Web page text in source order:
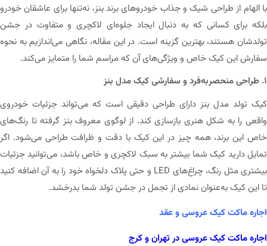
با الهام از طراحی شیک و جذاب خودروهای برند بنز، نه‌تنها برای عاشقان خودرو
بلکه برای کسانی که به دنبال ایجاد جلوه‌ای لاکچری و متفاوت در جشن
تولدشان هستند، بهترین گزینه است. در این مقاله، نگاهی می‌اندازیم به نحوه
سفارش این کیک خاص و ویژگی‌های آن که مراسم شما را متمایز می‌کند.
۱. طراحی منحصر‌به‌فرد و سفارشی کیک مدل بنز
کیک تولد مدل بنز دارای طراحی دقیقی است که می‌تواند جزئیات خودروی
واقعی را به شکل هنری بازسازی کند. از لوگوی معروف بنز گرفته تا رنگ‌های
خاص این برند، همه چیز در این کیک با دقت و ظرافت طراحی می‌شود. اگر
تمایل دارید کیک شما بیشتر به سبک لاکچری و خاص باشد، می‌توانید جزئیات
بیشتری مثل رنگ، چراغ‌های LED و حتی پلاک دلخواه خود را به آن اضافه کنید
تا این کیک به‌عنوان نمادی از تجمل در جشن تولد شما بدرخشد.
اجاره ماکت کیک عروسی و عقد
اجاره ماکت کیک عروسی در تهران و کرج